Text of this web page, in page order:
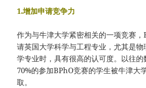
1.增加申请竞争力
作为与牛津大学紧密相关的一项竞赛，
请英国大学科学与工程专业，尤其是
学专业时，具有很高的认可度。以往
70%的参加BPhO竞赛的学生被牛津大
取。